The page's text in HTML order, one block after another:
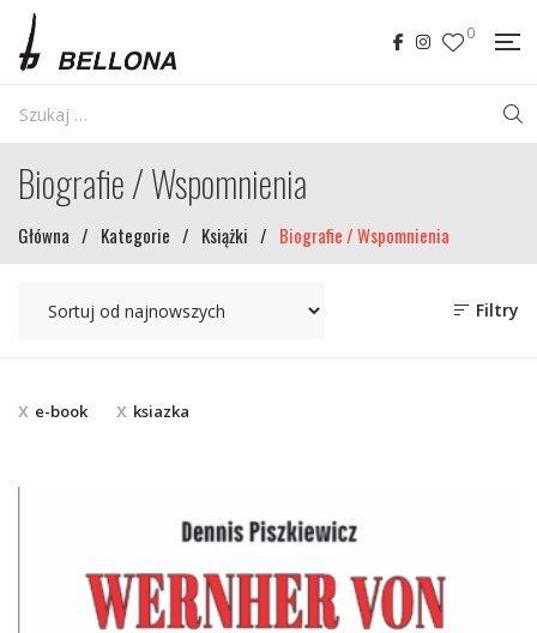
0
Biografie / Wspomnienia
Główna / Kategorie / Książki / Biografie / Wspomnienia
Filtry
e-book ksiazka